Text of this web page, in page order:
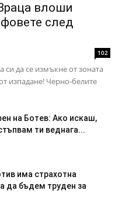
влоши
след
102
да се измъкне от зоната
изпадане! Черно-белите
на Ботев: Ако искаш,
ти веднага...
има страхотна
да бъдем труден за